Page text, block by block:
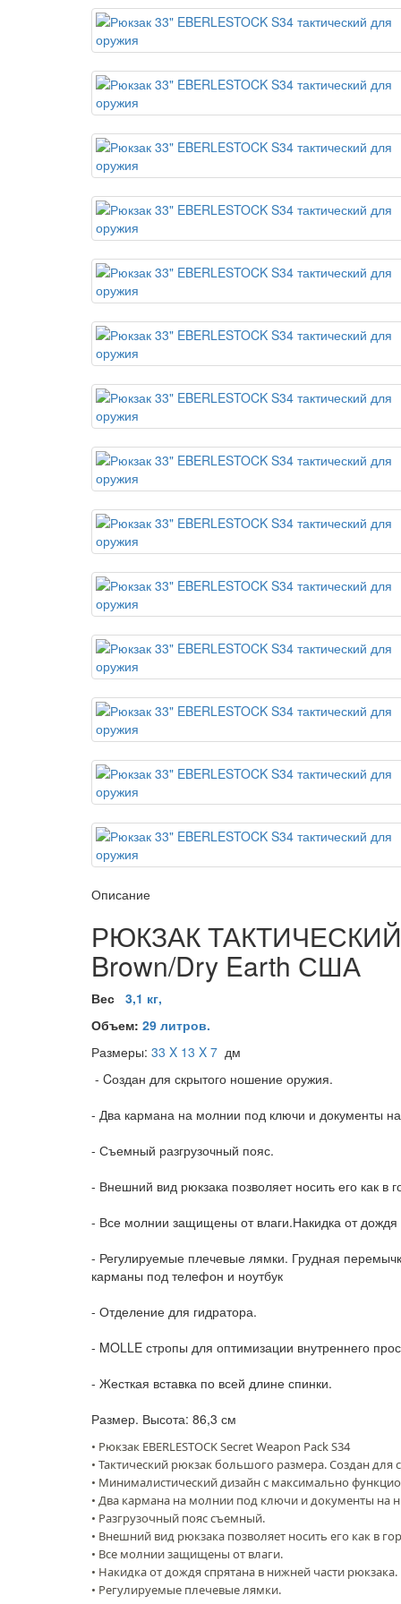
Описание
РЮКЗАК ТАКТИЧЕСКИЙ
Brown/Dry Earth США
Вес 3,1 кг,
Объем: 29 литров.
Размеры: 33 X 13 X 7 дм
- Cоздан для скрытого ношение оружия.
- Два кармана на молнии под ключи и документы
- Съемный разгрузочный пояс.
- Внешний вид рюкзака позволяет носить его как в
- Все молнии защищены от влаги.Накидка от дождя
- Регулируемые плечевые лямки. Грудная
карманы под телефон и ноутбук
- Отделение для гидратора.
- MOLLE стропы для оптимизации внутреннего
- Жесткая вставка по всей длине спинки.
Размер. Высота: 86,3 см
• Рюкзак EBERLESTOCK Secret Weapon Pack S34
• Тактический рюкзак большого размера. Cоздан
• Минималистический дизайн с максимально
• Два кармана на молнии под ключи и документы на
• Разгрузочный пояс съемный.
• Внешний вид рюкзака позволяет носить его как в
• Все молнии защищены от влаги.
• Накидка от дождя спрятана в нижней части рюкзака.
• Регулируемые плечевые лямки.